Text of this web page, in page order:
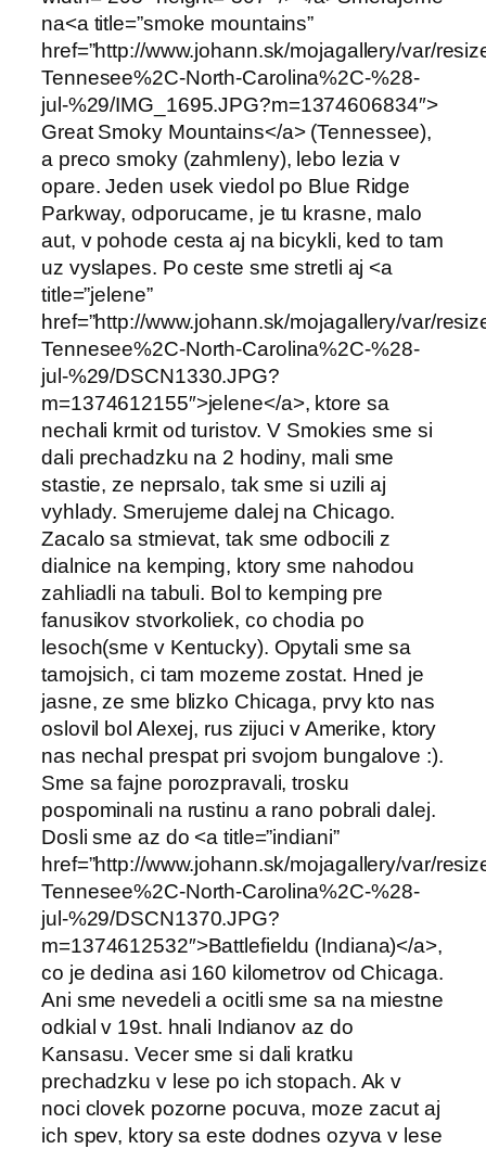
na<a title=”smoke mountains”
href=”http://www.johann.sk/mojagallery/var/
Tennesee%2C-North-Carolina%2C-%28-
jul-%29/IMG_1695.JPG?m=1374606834″>
Great Smoky Mountains</a> (Tennessee),
a preco smoky (zahmleny), lebo lezia v
opare. Jeden usek viedol po Blue Ridge
Parkway, odporucame, je tu krasne, malo
aut, v pohode cesta aj na bicykli, ked to tam
uz vyslapes. Po ceste sme stretli aj <a
title=”jelene”
href=”http://www.johann.sk/mojagallery/var/
Tennesee%2C-North-Carolina%2C-%28-
jul-%29/DSCN1330.JPG?
m=1374612155″>jelene</a>, ktore sa
nechali krmit od turistov. V Smokies sme si
dali prechadzku na 2 hodiny, mali sme
stastie, ze neprsalo, tak sme si uzili aj
vyhlady. Smerujeme dalej na Chicago.
Zacalo sa stmievat, tak sme odbocili z
dialnice na kemping, ktory sme nahodou
zahliadli na tabuli. Bol to kemping pre
fanusikov stvorkoliek, co chodia po
lesoch(sme v Kentucky). Opytali sme sa
tamojsich, ci tam mozeme zostat. Hned je
jasne, ze sme blizko Chicaga, prvy kto nas
oslovil bol Alexej, rus zijuci v Amerike, ktory
nas nechal prespat pri svojom bungalove :).
Sme sa fajne porozpravali, trosku
pospominali na rustinu a rano pobrali dalej.
Dosli sme az do <a title=”indiani”
href=”http://www.johann.sk/mojagallery/var/
Tennesee%2C-North-Carolina%2C-%28-
jul-%29/DSCN1370.JPG?
m=1374612532″>Battlefieldu (Indiana)</a>,
co je dedina asi 160 kilometrov od Chicaga.
Ani sme nevedeli a ocitli sme sa na miestne
odkial v 19st. hnali Indianov az do
Kansasu. Vecer sme si dali kratku
prechadzku v lese po ich stopach. Ak v
noci clovek pozorne pocuva, moze zacut aj
ich spev, ktory sa este dodnes ozyva v lese